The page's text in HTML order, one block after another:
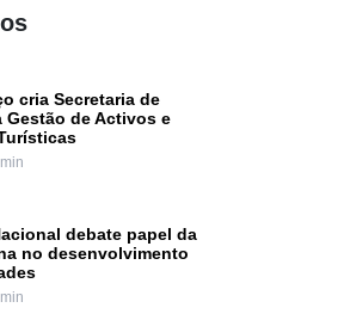
cria Secretaria de
Gestão de Activos e
debate papel da
no desenvolvimento